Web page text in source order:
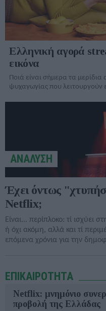
Ελληνική αγορά
εικόνα
Ποιά είναι σήμερα τα
ψυχαγωγίας που λειτουργούν
AΝΑΛΥΣΗ
Έχει όντως
Netflix;
Είναι... περίπλοκο: τί ισχύει
ή όχι ακόμη, αλλά και τί
επόμενα χρόνια για την
ΕΠΙΚΑΙΡΟΤΗΤΑ
Netflix: μνημόνιο
προβολή της Ελλάδας